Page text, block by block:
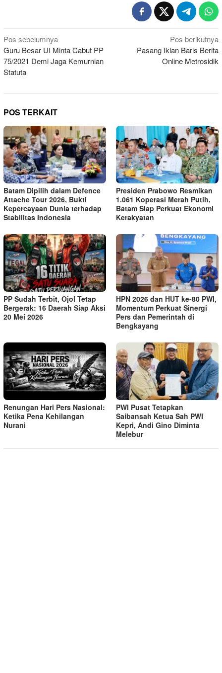
Navigasi
pos
Pos sebelumnya
Guru Besar UI Minta Cabut PP
75/2021 Demi Jaga Kemurnian
Statuta
Pos berikutnya
Pasang Iklan Baris Berita
Online Metrosidik
POS TERKAIT
Batam Dipilih dalam Defence
Attache Tour 2026, Bukti
Kepercayaan Dunia terhadap
Stabilitas Indonesia
Presiden Prabowo Resmikan
1.061 Koperasi Merah Putih,
Batam Siap Perkuat Ekonomi
Kerakyatan
PP Sudah Terbit, Ojol Tetap
Bergerak: 16 Daerah Siap Aksi
20 Mei 2026
HPN 2026 dan HUT ke-80 PWI,
Momentum Perkuat Sinergi
Pers dan Pemerintah di
Bengkayang
Renungan Hari Pers Nasional:
Ketika Pena Kehilangan
Nurani
PWI Pusat Tetapkan
Saibansah Ketua Sah PWI
Kepri, Andi Gino Diminta
Melebur